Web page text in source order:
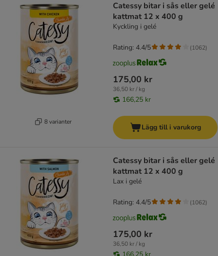
8 varianter
Catessy bitar i sås eller gelé
kattmat 12 x 400 g
Kyckling i gelé
175,00 kr
36,50 kr / kg
166,25 kr
Rating: 4.4/5 (1062)
Lägg till i varukorg
Catessy bitar i sås eller gelé
kattmat 12 x 400 g
Lax i gelé
175,00 kr
36,50 kr / kg
Rating: 4.4/5 (1062)